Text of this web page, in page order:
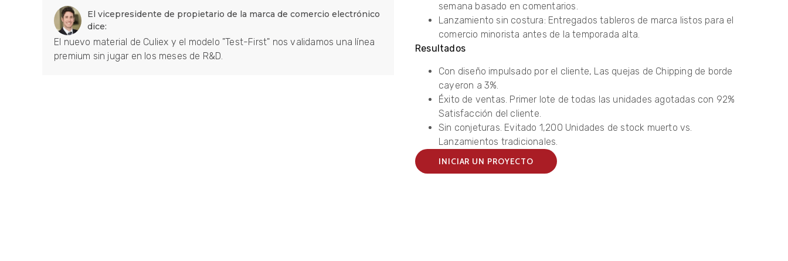
semana basado en comentarios.
Lanzamiento sin costura: Entregados tableros de marca listos para el
comercio minorista antes de la temporada alta.
Resultados
Con diseño impulsado por el cliente, Las quejas de Chipping de borde
cayeron a 3%.
Éxito de ventas. Primer lote de todas las unidades agotadas con 92%
Satisfacción del cliente.
Sin conjeturas. Evitado 1,200 Unidades de stock muerto vs.
Lanzamientos tradicionales.
INICIAR UN PROYECTO
El vicepresidente de propietario de la marca de comercio electrónico
dice:
El nuevo material de Culiex y el modelo "Test-First" nos validamos una línea
premium sin jugar en los meses de R&D.